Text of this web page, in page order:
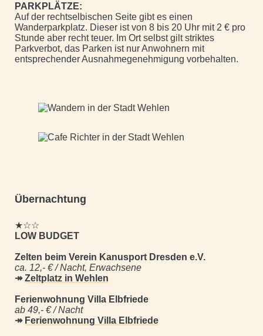
PARKPLÄTZE:
Auf der rechtselbischen Seite gibt es einen
Wanderparkplatz. Dieser ist von 8 bis 20 Uhr mit 2 € pro
Stunde aber recht teuer. Im Ort selbst gilt striktes
Parkverbot, das Parken ist nur Anwohnern mit
entsprechender Ausnahmegenehmigung vorbehalten.
Übernachtung
★☆☆
LOW BUDGET
Zelten beim Verein Kanusport Dresden e.V.
ca. 12,- € / Nacht, Erwachsene
↠ Zeltplatz in Wehlen
Ferienwohnung Villa Elbfriede
ab 49,- € / Nacht
↠ Ferienwohnung Villa Elbfriede